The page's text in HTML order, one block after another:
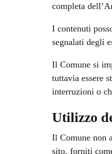
completa
I contenuti
segnalati degli
Il Comune si
tuttavia essere
interruzioni o
Utilizzo
Il Comune non
sito, forniti